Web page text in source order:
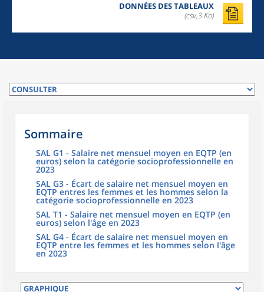
DONNÉES DES TABLEAUX
(csv,3 Ko)
Sommaire
SAL G1 - Salaire net mensuel moyen en EQTP (en
euros) selon la catégorie socioprofessionnelle en
2023
SAL G3 - Écart de salaire net mensuel moyen en
EQTP entres les femmes et les hommes selon la
catégorie socioprofessionnelle en 2023
SAL T1 - Salaire net mensuel moyen en EQTP (en
euros) selon l'âge en 2023
SAL G4 - Écart de salaire net mensuel moyen en
EQTP entre les femmes et les hommes selon l'âge
en 2023